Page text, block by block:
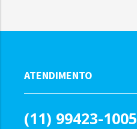
ATENDIMENTO
(11) 99423-1005